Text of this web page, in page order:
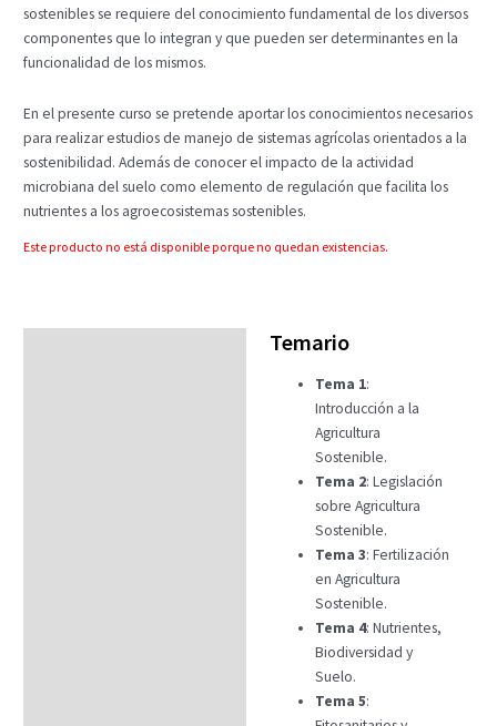
sostenibles se requiere del conocimiento fundamental de los diversos
componentes que lo integran y que pueden ser determinantes en la
funcionalidad de los mismos.
En el presente curso se pretende aportar los conocimientos necesarios
para realizar estudios de manejo de sistemas agrícolas orientados a la
sostenibilidad. Además de conocer el impacto de la actividad
microbiana del suelo como elemento de regulación que facilita los
nutrientes a los agroecosistemas sostenibles.
Este producto no está disponible porque no quedan existencias.
Temario
Tema 1:
Introducción a la
Agricultura
Sostenible.
Tema 2: Legislación
sobre Agricultura
Sostenible.
Tema 3: Fertilización
en Agricultura
Sostenible.
Tema 4: Nutrientes,
Biodiversidad y
Suelo.
Tema 5: